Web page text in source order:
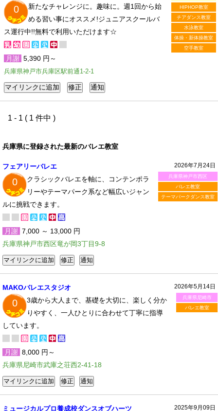
HIPHOP教室
チアダンス教室
水泳教室
体操・新体操教室
空手教室
0
新たなチャレンジに。趣味に。週1回から始
める習い事にオススメ!ジュニアスクールバ
ス運行中!!無料で利用いただけます☆
月謝 5,390 円～
兵庫県神戸市兵庫区駅前通1-2-1
1 - 1 ( 1 件中 )
兵庫県に登録された最新のバレエ教室
2026年7月24日
兵庫県神戸市西区
バレエ教室
テーマパークダンス教室
フェアリーバレエ
0
クラシックバレエを軸に、コンテンポラ
リーやテーマパーク系など幅広いジャン
ルに挑戦できます。
月謝 7,000 ～ 13,000 円
兵庫県神戸市西区竜が岡3丁目9-8
2026年5月14日
兵庫県尼崎市
バレエ教室
MAKOバレエスタジオ
0
3歳から大人まで、基礎を大切に、楽しく分か
りやすく、一人ひとりに合わせて丁寧に指導
しています。
月謝 8,000 円～
兵庫県尼崎市武庫之荘西2-41-18
2025年9月09日
ミュージカルプロ養成校ダンスオブハーツ